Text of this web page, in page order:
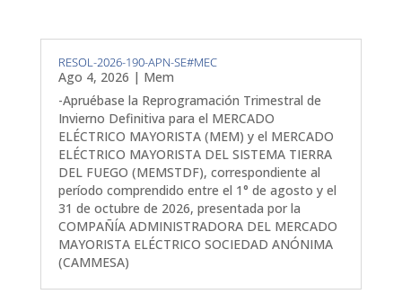
RESOL-2026-190-APN-SE#MEC
Ago 4, 2026 | Mem
-Apruébase la Reprogramación Trimestral de
Invierno Definitiva para el MERCADO
ELÉCTRICO MAYORISTA (MEM) y el MERCADO
ELÉCTRICO MAYORISTA DEL SISTEMA TIERRA
DEL FUEGO (MEMSTDF), correspondiente al
período comprendido entre el 1° de agosto y el
31 de octubre de 2026, presentada por la
COMPAÑÍA ADMINISTRADORA DEL MERCADO
MAYORISTA ELÉCTRICO SOCIEDAD ANÓNIMA
(CAMMESA)